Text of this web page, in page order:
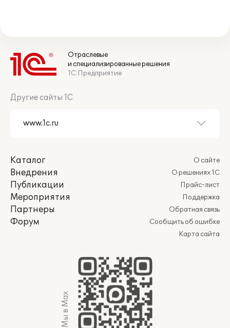
Отраслевые
и специализированные решения
1С:Предприятие
Другие сайты 1С
Каталог
Внедрения
Публикации
Мероприятия
Партнеры
Форум
О сайте
О решениях 1С
Прайс-лист
Поддержка
Обратная связь
Сообщить об ошибке
Карта сайта
Мы в Max